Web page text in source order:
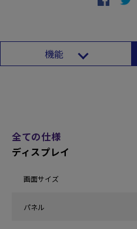
機能
全ての仕様
ディスプレイ
画面サイズ
パネル